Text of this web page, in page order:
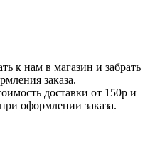
к нам в магазин и забрать
заказа.
доставки от 150р и
оформлении заказа.